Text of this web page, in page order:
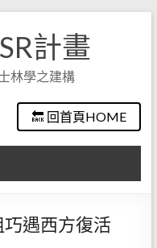
計畫
林學之建構
🔙 回首頁HOME
巧遇西方復活